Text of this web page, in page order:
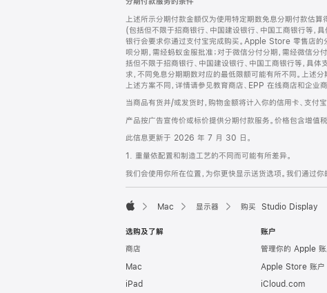
页
脚
上述所示分期付款金额仅为使用特定期数免息分期付款估
(包括但不限于招商银行、中国建设银行、中国工商银行等
银行会要求你通过支付宝完成购买。Apple Store 零售店
呗分期，需经蚂蚁金服批准；对于微信分付分期，需经微信
括但不限于招商银行、中国建设银行、中国工商银行等，具
求，不同免息分期期数对应的最低限额可能有所不同。上
上述方案不同，详情请参见教育商店、EPP 在线商店和企
当商品有货并/或发货时，购物金额将计入你的信用卡、支付
产品按广告宣传价或标价提供分期付款服务。价格包含增值
此信息更新于 2026 年 7 月 30 日。
1. 重量依配置和制造工艺的不同而可能有所差异。
我们会使用你所在位置，为你更快显示送货选项。我们通过
Mac 显示器 购买 Studio Display
选购及了解
商店
Mac
iPad
账户
管理你的 Apple 账
Apple Store 账户
iCloud.com